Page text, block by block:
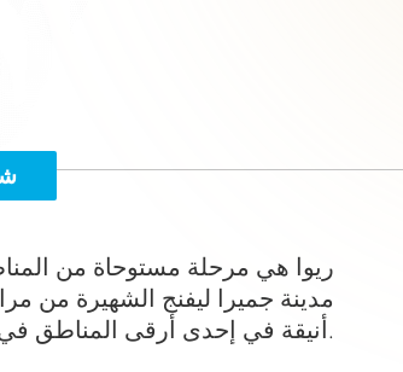
ريوا هي مرحلة مستوحاة من
مدينة جميرا ليفنج الشهيرة من
أنيقة في إحدى أرقى المناطق في دبي.